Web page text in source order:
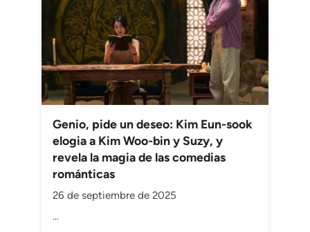
Genio, pide un deseo: Kim Eun-sook
elogia a Kim Woo-bin y Suzy, y
revela la magia de las comedias
románticas
26 de septiembre de 2025
...